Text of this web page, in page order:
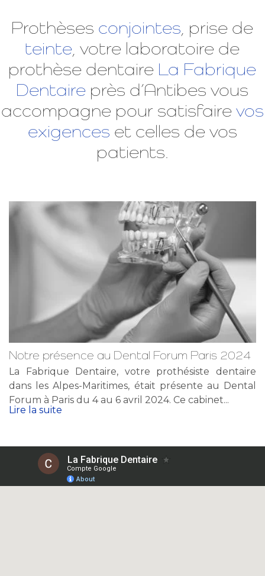
Prothèses conjointes , prise de
teinte , votre laboratoire de
prothèse dentaire La Fabrique
Dentaire près d’Antibesvous
accompagne pour satisfaire vos
exigences et celles de vos
patients.
Notre présence au Dental Forum Paris 2024
La Fabrique Dentaire, votre prothésiste dentaire
dans les Alpes-Maritimes, était présente au Dental
Forum à Paris du 4 au 6 avril 2024. Ce cabinet...
Lire la suite